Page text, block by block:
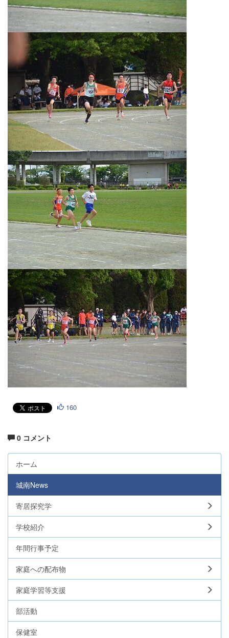
160
0 コメント
ホーム
城南News
寄居探究学
学校紹介
年間行事予定
家庭への配布物
家庭学習等支援
部活動
保健室